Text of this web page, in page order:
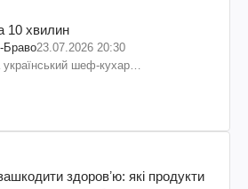
10 хвилин
Браво23.07.2026 20:30
український шеф-кухар
здоровʼю: які продукти